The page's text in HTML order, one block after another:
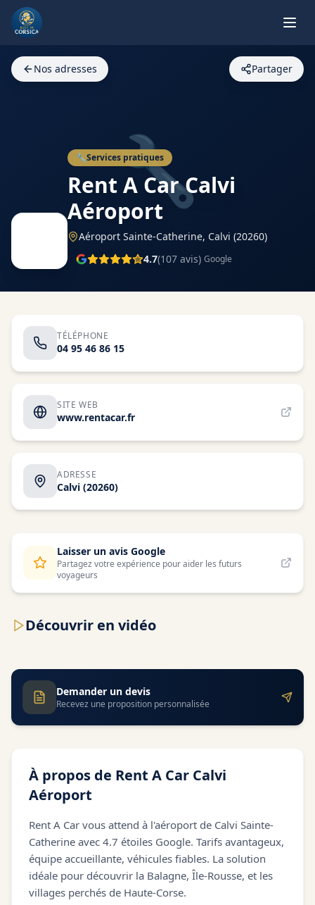
🔧
Nos adresses Partager
🔧Services pratiques
Rent A Car Calvi
Aéroport
Aéroport Sainte-Catherine, Calvi (20260)
4.7(107 avis) Google
TÉLÉPHONE
04 95 46 86 15
SITE WEB
www.rentacar.fr
ADRESSE
Calvi (20260)
Laisser un avis Google
Partagez votre expérience pour aider les futurs
voyageurs
Découvrir en vidéo
Demander un devis
Recevez une proposition personnalisée
À propos de Rent A Car Calvi
Aéroport
Rent A Car vous attend à l'aéroport de Calvi Sainte-
Catherine avec 4.7 étoiles Google. Tarifs avantageux,
équipe accueillante, véhicules fiables. La solution
idéale pour découvrir la Balagne, Île-Rousse, et les
villages perchés de Haute-Corse.